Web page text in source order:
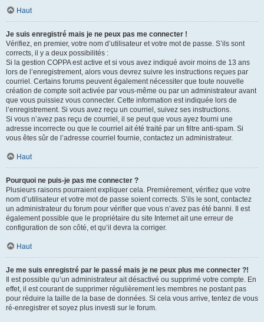
Haut
Je suis enregistré mais je ne peux pas me connecter !
Vérifiez, en premier, votre nom d’utilisateur et votre mot de passe. S’ils sont
corrects, il y a deux possibilités :
Si la gestion COPPA est active et si vous avez indiqué avoir moins de 13 ans
lors de l’enregistrement, alors vous devrez suivre les instructions reçues par
courriel. Certains forums peuvent également nécessiter que toute nouvelle
création de compte soit activée par vous-même ou par un administrateur avant
que vous puissiez vous connecter. Cette information est indiquée lors de
l’enregistrement. Si vous avez reçu un courriel, suivez ses instructions.
Si vous n’avez pas reçu de courriel, il se peut que vous ayez fourni une
adresse incorrecte ou que le courriel ait été traité par un filtre anti-spam. Si
vous êtes sûr de l’adresse courriel fournie, contactez un administrateur.
Haut
Pourquoi ne puis-je pas me connecter ?
Plusieurs raisons pourraient expliquer cela. Premièrement, vérifiez que votre
nom d’utilisateur et votre mot de passe soient corrects. S’ils le sont, contactez
un administrateur du forum pour vérifier que vous n’avez pas été banni. Il est
également possible que le propriétaire du site Internet ait une erreur de
configuration de son côté, et qu’il devra la corriger.
Haut
Je me suis enregistré par le passé mais je ne peux plus me connecter ?!
Il est possible qu’un administrateur ait désactivé ou supprimé votre compte. En
effet, il est courant de supprimer régulièrement les membres ne postant pas
pour réduire la taille de la base de données. Si cela vous arrive, tentez de vous
ré-enregistrer et soyez plus investi sur le forum.